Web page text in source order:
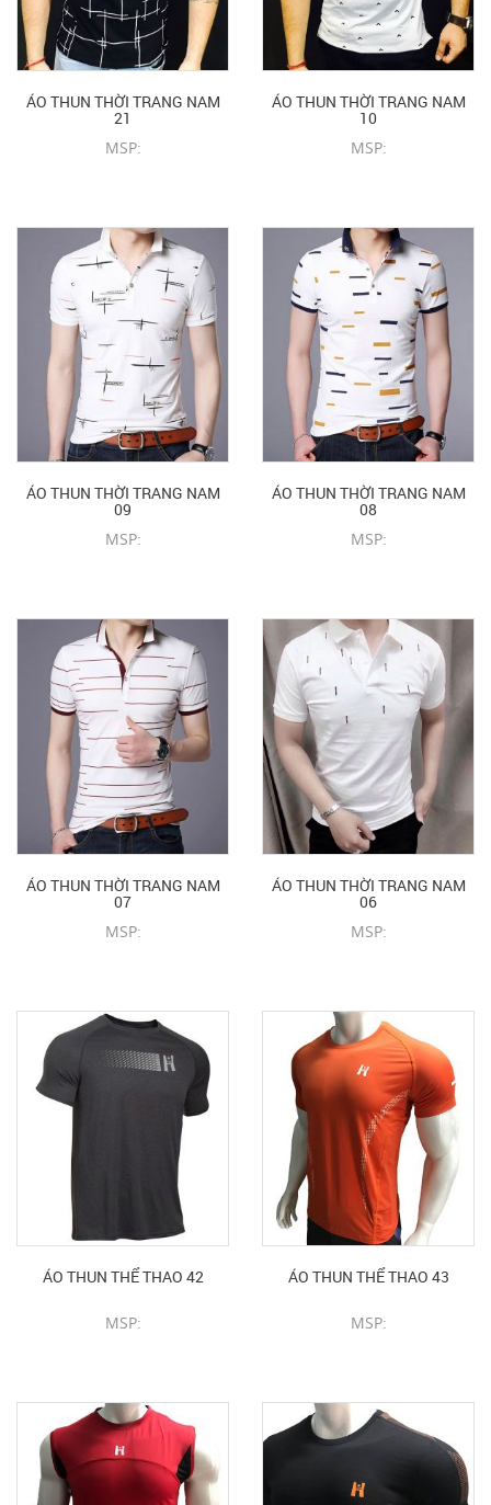
ÁO THUN THỜI TRANG NAM
21
MSP:
ÁO THUN THỜI TRANG NAM
10
MSP:
ÁO THUN THỜI TRANG NAM
09
MSP:
ÁO THUN THỜI TRANG NAM
08
MSP:
ÁO THUN THỜI TRANG NAM
07
MSP:
ÁO THUN THỜI TRANG NAM
06
MSP:
ÁO THUN THỂ THAO 42
MSP:
ÁO THUN THỂ THAO 43
MSP: